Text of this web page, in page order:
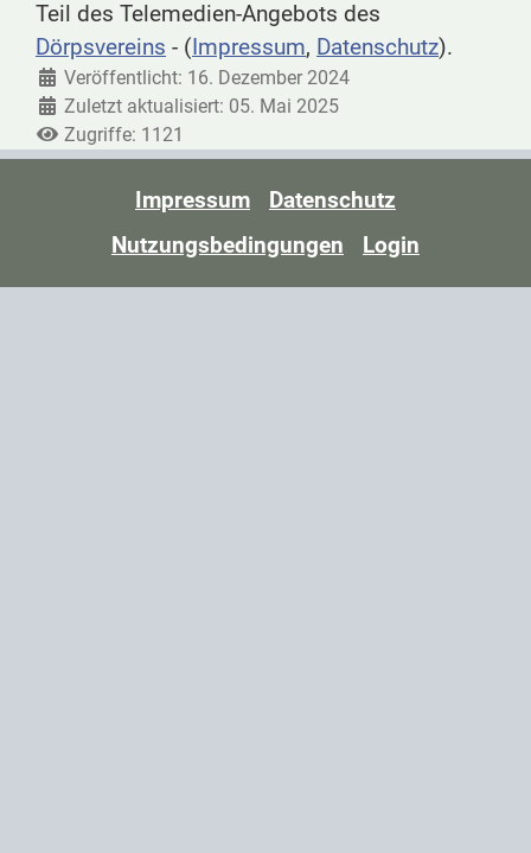
Teil des Telemedien-Angebots des
Dörpsvereins - (Impressum, Datenschutz).
Veröffentlicht: 16. Dezember 2024
Zuletzt aktualisiert: 05. Mai 2025
Zugriffe: 1121
Impressum
Datenschutz
Nutzungsbedingungen
Login